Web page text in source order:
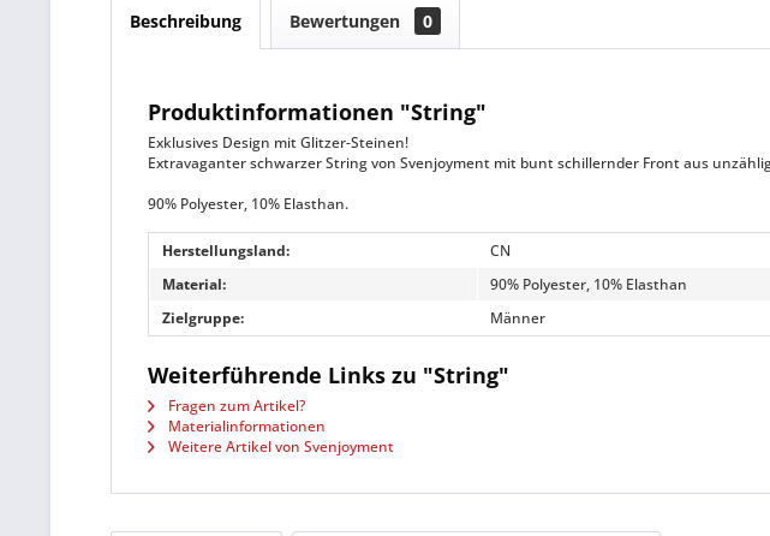
Beschreibung Bewertungen 0
Produktinformationen "String"
Exklusives Design mit Glitzer-Steinen!
Extravaganter schwarzer String von Svenjoyment mit bunt schillernder Front aus
90% Polyester, 10% Elasthan.
Herstellungsland:
CN
Material:
90% Polyester, 10% Elasthan
Zielgruppe:
Männer
Weiterführende Links zu "String"
Fragen zum Artikel?
Materialinformationen
Weitere Artikel von Svenjoyment